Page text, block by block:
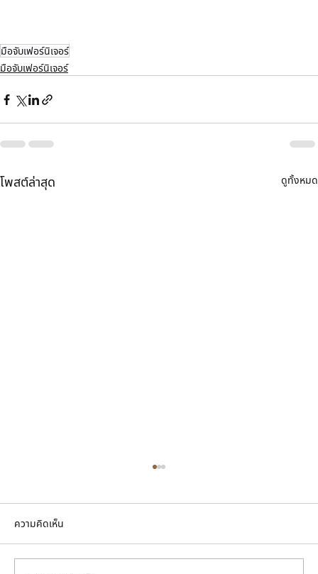
มือจับเฟอร์นิเจอร์
มือจับเฟอร์นิเจอร์
โพสต์ล่าสุด ดูทั้งหมด
ความคิดเห็น